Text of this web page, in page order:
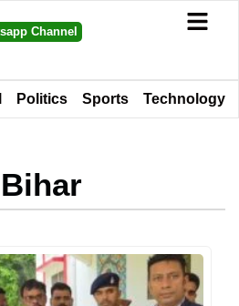
Channel
Politics Sports Technology